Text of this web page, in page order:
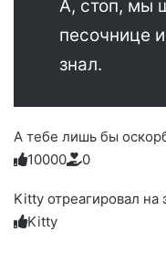
А, стоп, мы
песочнице
знал.
А тебе лишь бы
Голосуйте
вверх.
1
Нажмите
реакцию:
улыбаюсь
0
Нажмите
реакцию:
смеюсь
до
0
Нажмите
реакцию:
печаль
0
Нажмите
реакцию:
плачу
0
Нажмите
благодарю
0
Kitty отреагировал на
Kitty